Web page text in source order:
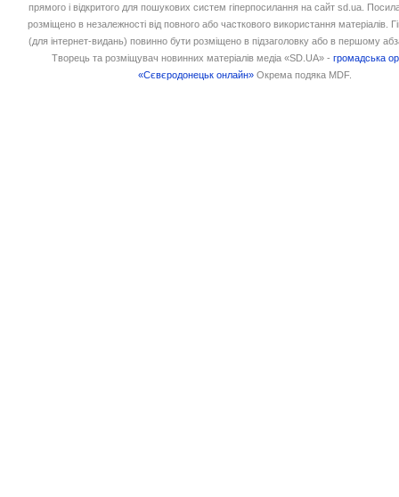
прямого і відкритого для пошукових систем гіперпосилання на сайт sd.ua.
розміщено в незалежності від повного або часткового використання матеріалів.
(для інтернет-видань) повинно бути розміщено в підзаголовку або в першому
Творець та розміщувач новинних матеріалів медіа «SD.UA» -громадська
«Сєвєродонецьк онлайн» Окрема подяка MDF.